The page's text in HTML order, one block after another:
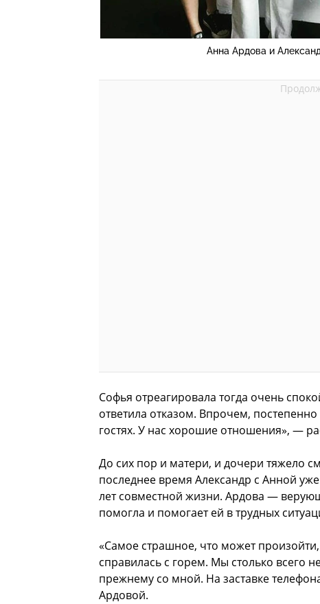
Анна Ардова и
Софья отреагировала тогда очень
ответила отказом. Впрочем,
гостях. У нас хорошие отношения», —
До сих пор и матери, и дочери тяжело
последнее время Александр с Анной
лет совместной жизни. Ардова —
помогла и помогает ей в трудных
«Самое страшное, что может
справилась с горем. Мы столько всего
прежнему со мной. На заставке
Ардовой.